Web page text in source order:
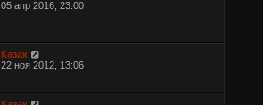
05 апр 2016, 23:00
Казак
22 ноя 2012, 13:06